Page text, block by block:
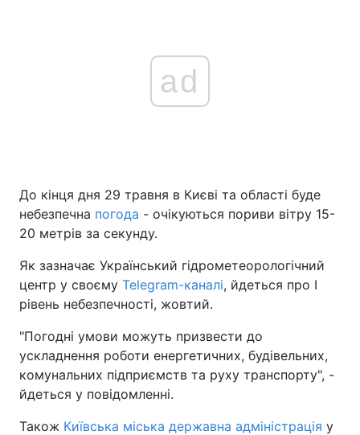
ad
До кінця дня 29 травня в Києві та області буде
небезпечна погода - очікуються пориви вітру 15-
20 метрів за секунду.
Як зазначає Український гідрометеорологічний
центр у своєму Telegram-каналі, йдеться про І
рівень небезпечності, жовтий.
"Погодні умови можуть призвести до
ускладнення роботи енергетичних, будівельних,
комунальних підприємств та руху транспорту", -
йдеться у повідомленні.
Також Київська міська державна адміністрація у